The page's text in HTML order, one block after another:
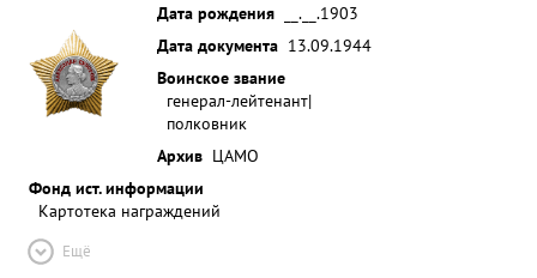
Дата рождения
__.__.1903
Дата документа 13.09.1944
Воинское звание
генерал-лейтенант|
полковник
Архив ЦАМО
Фонд ист. информации
Картотека награждений
Ещё